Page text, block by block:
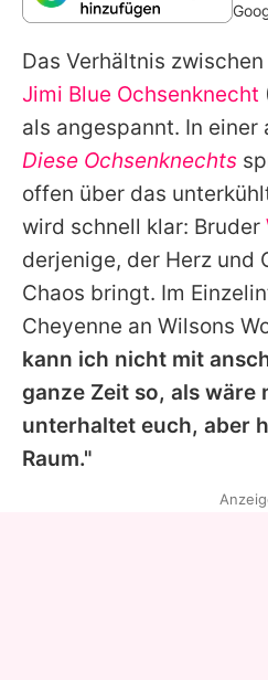
Redaktionelle
Utiq
Das Verhältnis zwischen
Jimi Blue Ochsenknecht
als angespannt. In einer
Diese Ochsenknechts
offen über das
wird schnell klar: Bruder
derjenige, der Herz und
Chaos bringt. Im
Cheyenne an Wilsons
kann ich nicht mit
ganze Zeit so, als wäre
unterhaltet euch, aber
Raum."